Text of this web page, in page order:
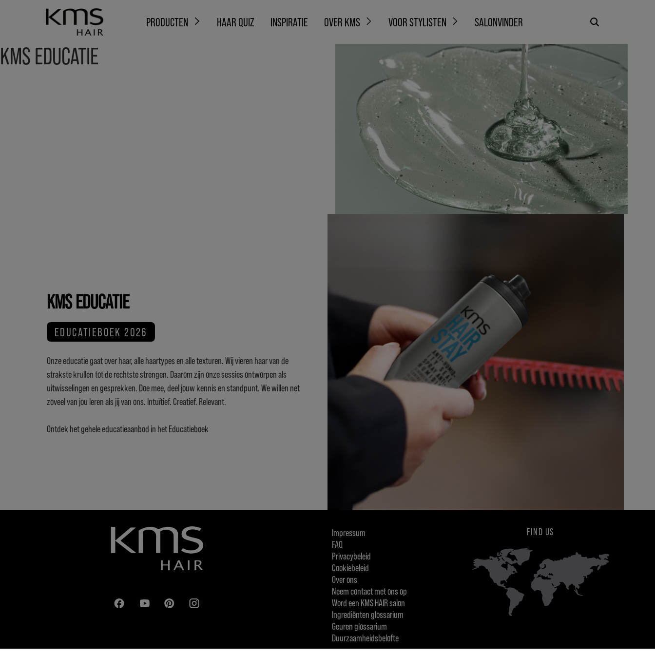
PRODUCTEN HAAR QUIZ INSPIRATIE OVER KMS VOOR STYLISTEN SALONVINDER
KMS EDUCATIE
KMS EDUCATIE
EDUCATIEBOEK 2026
Onze educatie gaat over haar, alle haartypes en alle texturen. Wij vieren haar van de
strakste krullen tot de rechtste strengen. Daarom zijn onze sessies ontworpen als
uitwisselingen en gesprekken. Doe mee, deel jouw kennis en standpunt. We willen net
zoveel van jou leren als jij van ons. Intuïtief. Creatief. Relevant.
Ontdek het gehele educatieaanbod in het Educatieboek
Impressum
FAQ
Privacybeleid
Cookiebeleid
Over ons
Neem contact met ons op
Word een KMS HAIR salon
Ingrediënten glossarium
Geuren glossarium
Duurzaamheidsbelofte
FIND US